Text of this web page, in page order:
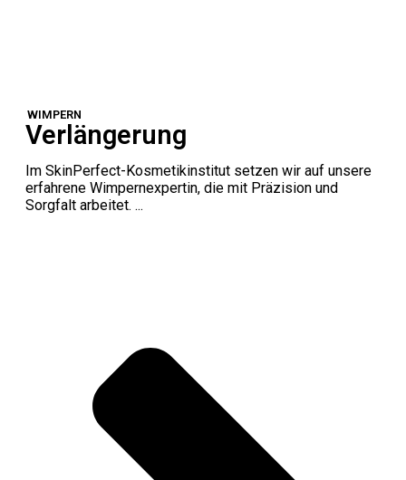
WIMPERN
Verlängerung
Im SkinPerfect-Kosmetikinstitut setzen wir auf unsere
erfahrene Wimpernexpertin, die mit Präzision und
Sorgfalt arbeitet. ...